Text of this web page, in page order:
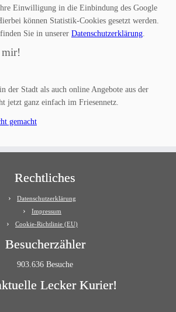
Einwilligung in die Einbindung des Google
können Statistik-Cookies gesetzt werden.
Sie in unserer Datenschutzerklärung
der Stadt als auch online Angebote aus der
jetzt ganz einfach im Friesennetz.
gemacht
Rechtliches
Datenschutzerklärung
Impressum
Cookie-Richtlinie (EU)
Besucherzähler
903.636 Besuche
Lecker Kurier!